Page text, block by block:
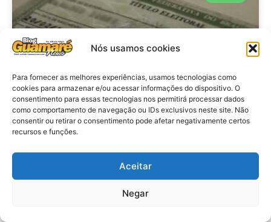
Nós usamos cookies
Para fornecer as melhores experiências, usamos tecnologias como
cookies para armazenar e/ou acessar informações do dispositivo. O
consentimento para essas tecnologias nos permitirá processar dados
como comportamento de navegação ou IDs exclusivos neste site. Não
consentir ou retirar o consentimento pode afetar negativamente certos
recursos e funções.
Aceitar
Negar
Brasil: Policia Federal investiga
antes das eleições